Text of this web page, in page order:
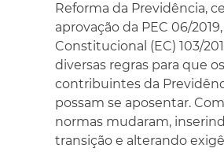
Reforma da Previdência,
aprovação da PEC 06/
Constitucional (EC) 103/
diversas regras para que os
contribuintes da
possam se aposentar.
normas mudaram,
transição e alterando